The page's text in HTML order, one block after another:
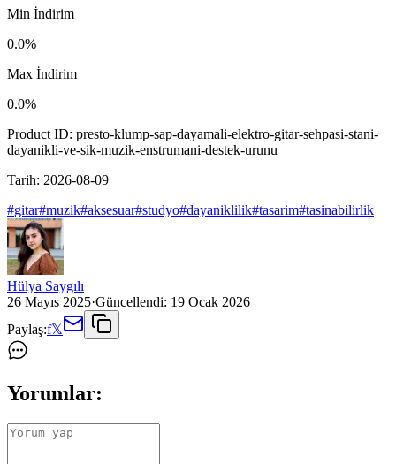
Min İndirim
0.0%
Max İndirim
0.0%
Product ID: presto-klump-sap-dayamali-elektro-gitar-sehpasi-stani-
dayanikli-ve-sik-muzik-enstrumani-destek-urunu
Tarih: 2026-08-09
#gitar#muzik#aksesuar#studyo#dayaniklilik#tasarim#tasinabilirlik
Hülya Saygılı
26 Mayıs 2025·Güncellendi: 19 Ocak 2026
Paylaş:f𝕏
Yorumlar: